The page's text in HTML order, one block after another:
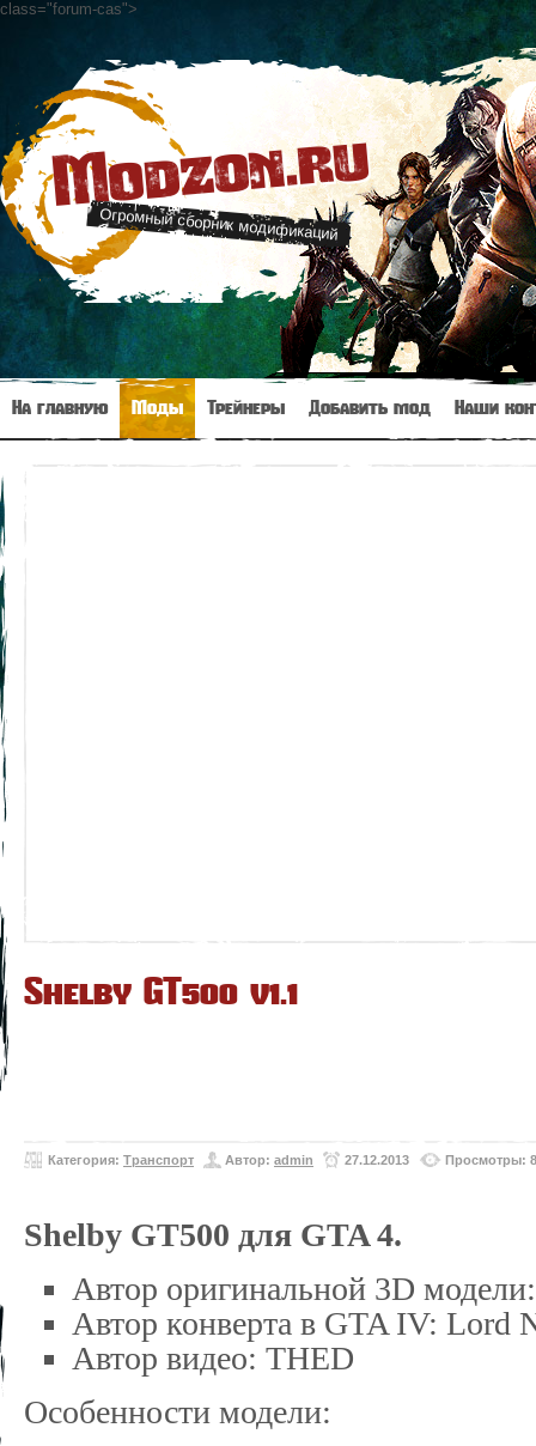
class="forum-cas">
Modzon.ru
Огромный сборник модификаций
На главную Моды Трейнеры Добавить мод Наши
Shelby GT500 v1.1
Категория: Транспорт Автор: admin 27.12.2013 Просмотры:
Shelby GT500 для GTA 4.
Автор оригинальной 3D
Автор конверта в GTA IV: Lord
Автор видео: THED
Особенности модели: